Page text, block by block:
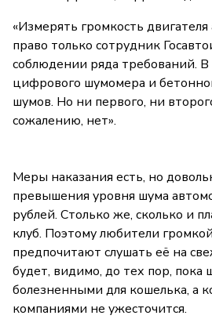
«Измерять громкость
право только сотрудник
соблюдении ряда требований. В
цифрового шумомера и
шумов. Но ни первого, ни
сожалению, нет».
Меры наказания есть, но
превышения уровня шума
рублей. Столько же, сколько и
клуб. Поэтому любители
предпочитают слушать её на
будет, видимо, до тех пор, пока
болезненными для кошелька, а
компаниями не ужесточится.